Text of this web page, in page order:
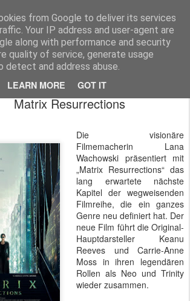
from Google to deliver its services
Your IP address and user-agent are
along with performance and security
quality of service, generate usage
detect and address abuse.
LEARN MORE GOT IT
Matrix Resurrections
Die visionäre
Filmemacherin Lana
Wachowski präsentiert mit
„Matrix Resurrections“ das
lang erwartete nächste
Kapitel der wegweisenden
Filmreihe, die ein ganzes
Genre neu definiert hat. Der
neue Film führt die Original-
Hauptdarsteller Keanu
Reeves und Carrie-Anne
Moss in ihren legendären
Rollen als Neo und Trinity
wieder zusammen.